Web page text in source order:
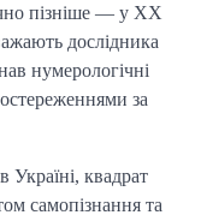
пізніше — у XX
дослідника
нумерологічні
за
Україні, квадрат
самопізнання та